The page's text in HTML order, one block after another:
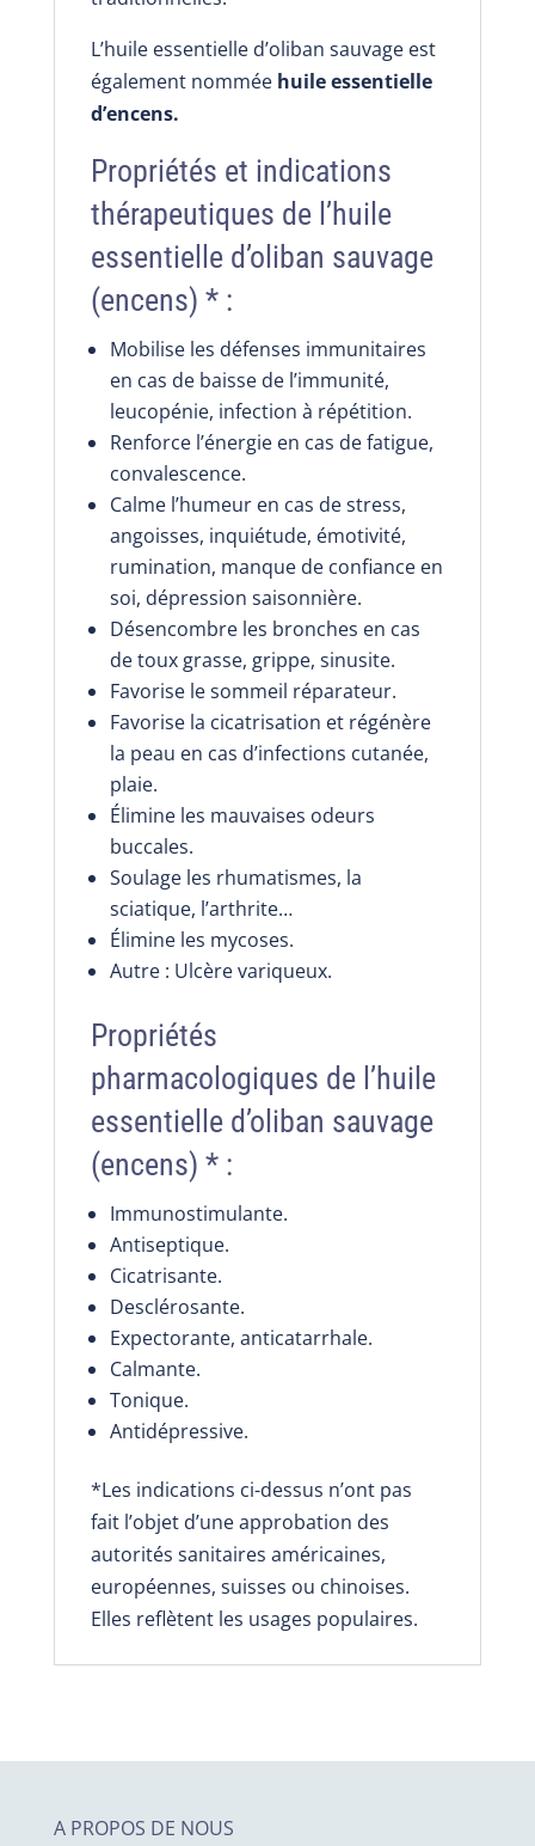
l’immunité
L’huile essentielle d’oliban sauvage est
également nomméehuile essentielle
d’encens.
Propriétés et indications
thérapeutiques de l’huile
essentielle d’oliban sauvage
(encens) * :
Mobilise les défenses immunitaires
en cas de baisse de l’immunité,
leucopénie, infection à répétition.
Renforce l’énergie en cas de fatigue,
convalescence.
Calme l’humeur en cas de stress,
angoisses, inquiétude, émotivité,
rumination, manque de confiance en
soi, dépression saisonnière.
Désencombre les bronches en cas
de toux grasse, grippe, sinusite.
Favorise le sommeil réparateur.
Favorise la cicatrisation et régénère
la peau en cas d’infections cutanée,
plaie.
Élimine les mauvaises odeurs
buccales.
Soulage les rhumatismes, la
sciatique, l’arthrite…
Élimine les mycoses.
Autre : Ulcère variqueux.
Propriétés
pharmacologiques de l’huile
essentielle d’oliban sauvage
(encens) * :
Immunostimulante.
Antiseptique.
Cicatrisante.
Desclérosante.
Expectorante, anticatarrhale.
Calmante.
Tonique.
Antidépressive.
*Les indications ci-dessus n’ont pas
fait l’objet d’une approbation des
autorités sanitaires américaines,
européennes, suisses ou chinoises.
Elles reflètent les usages populaires.
A PROPOS DE NOUS